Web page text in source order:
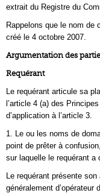
extrait du Registre du
Rappelons que le nom de
créé le 4 octobre 2007.
Argumentation des
Requérant
Le requérant articule sa
l’article 4 (a) des
d’application à l’article 3.
1. Le ou les noms de
point de prêter à
sur laquelle le requérant a
Le requérant présente
généralement d’opérateur